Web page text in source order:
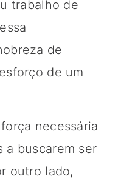
trabalho de
de
de um
necessária
a buscarem ser
outro lado,